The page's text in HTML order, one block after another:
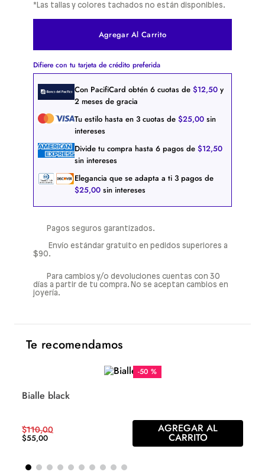
*Las tallas y colores tachados no están disponibles.
Agregar Al Carrito
Difiere con tu tarjeta de crédito preferida
Con PacifiCard obtén 6 cuotas de $12,50 y
2 meses de gracia
Tu estilo hasta en 3 cuotas de $25,00 sin
intereses
Divide tu compra hasta 6 pagos de $12,50
sin intereses
Elegancia que se adapta a ti 3 pagos de
$25,00 sin intereses
Pagos seguros garantizados.
Envío estándar gratuito en pedidos superiores a
$90.
Para cambios y/o devoluciones cuentas con 30
días a partir de tu compra. No se aceptan cambios en
joyería.
Te recomendamos
-50 %
Bialle black
$110,00
$55,00
AGREGAR AL
CARRITO